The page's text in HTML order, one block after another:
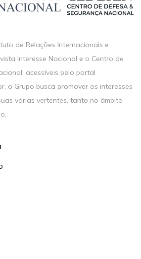
de Relações Internacionais e
Interesse Nacional e o Centro de
acessíveis pelo portal
o Grupo busca promover os interesses
várias vertentes, tanto no âmbito